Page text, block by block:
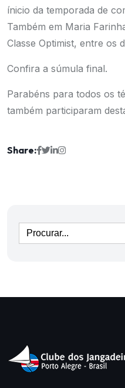
ínicio da temporada de
Também em Maria
Classe Optimist, entre os
Confira a súmula final.
Parabéns para todos os
também participaram
Share: